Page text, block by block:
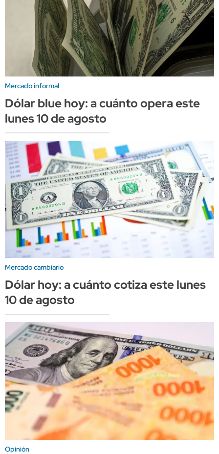
Mercado informal
Dólar blue hoy: a cuánto opera este
lunes 10 de agosto
Mercado cambiario
Dólar hoy: a cuánto cotiza este lunes
10 de agosto
Opinión